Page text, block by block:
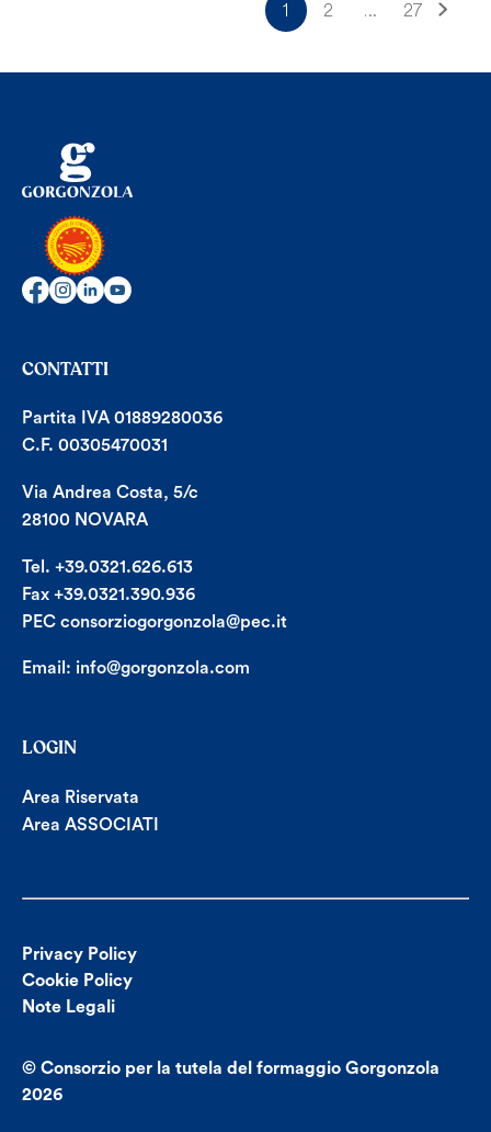
1 2 … 27
CONTATTI
Partita IVA 01889280036
C.F. 00305470031
Via Andrea Costa, 5/c
28100 NOVARA
Tel. +39.0321.626.613
Fax +39.0321.390.936
PEC consorziogorgonzola@pec.it
Email: info@gorgonzola.com
LOGIN
Area Riservata
Area ASSOCIATI
Privacy Policy
Cookie Policy
Note Legali
© Consorzio per la tutela del formaggio Gorgonzola
2026